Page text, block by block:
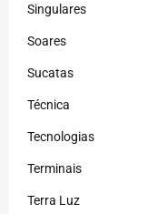
Singulares
Soares
Sucatas
Técnica
Tecnologias
Terminais
Terra Luz